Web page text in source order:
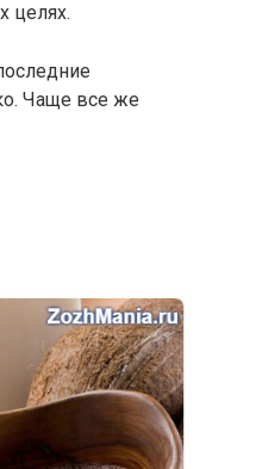
целях.
Чаще все же